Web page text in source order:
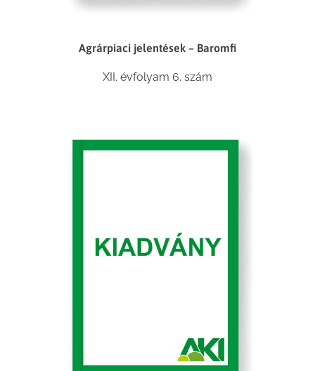
Agrárpiaci jelentések – Baromfi
XII. évfolyam 6. szám